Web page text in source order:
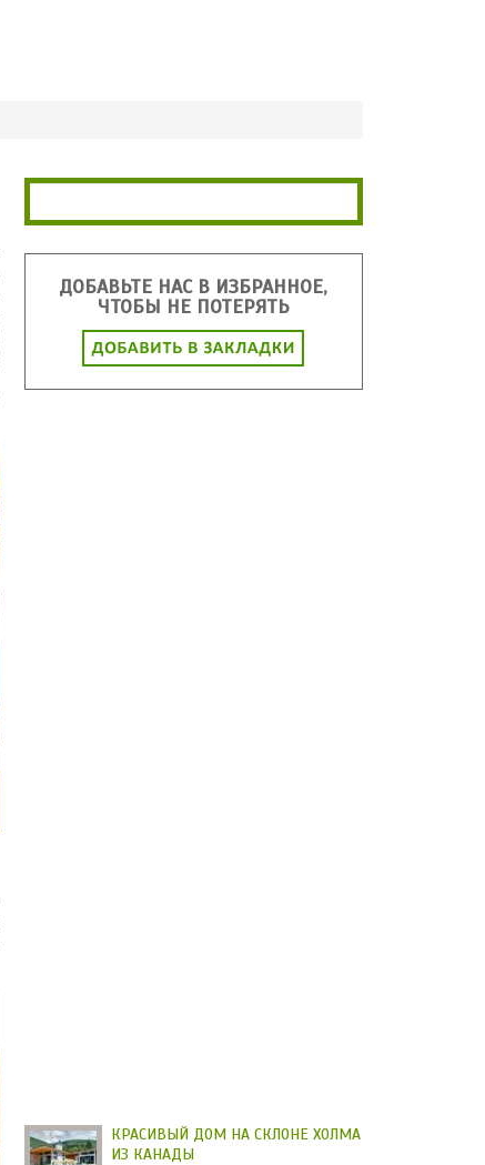
ДОБАВЬТЕ НАС В ИЗБРАННОЕ,
ЧТОБЫ НЕ ПОТЕРЯТЬ
КРАСИВЫЙ ДОМ НА СКЛОНЕ ХОЛМА
ИЗ КАНАДЫ